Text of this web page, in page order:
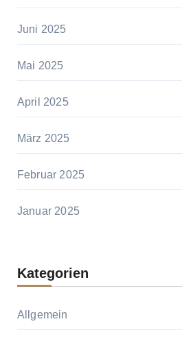
Juni 2025
Mai 2025
April 2025
März 2025
Februar 2025
Januar 2025
Kategorien
Allgemein